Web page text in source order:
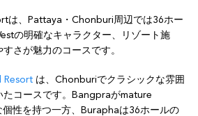
は、Pattaya・Chonburi周辺では36ホー
の明確なキャラクター、リゾート施
さが魅力のコースです。
Resort は、Chonburiでクラシックな雰囲
たコースです。Bangpraがmature
性を持つ一方、Buraphaは36ホールの